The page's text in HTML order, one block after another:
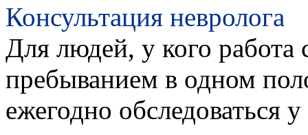
Консультация невролога
Для людей, у кого работа
пребыванием в одном
ежегодно обследоваться